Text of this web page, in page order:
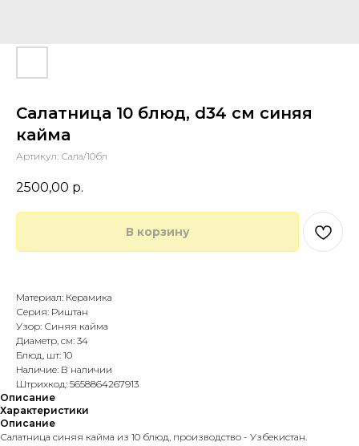
Салатница 10 блюд, d34 см синяя
кайма
Артикул: Сала/10бл
2500,00 р.
В корзину
Материал: Керамика
Серия: Риштан
Узор: Синяя кайма
Диаметр, см: 34
Блюд, шт: 10
Наличие: В наличии
Штрихкод: 5658864267913
Описание
Характеристики
Описание
Салатница синяя кайма из 10 блюд, производство - Узбекистан.